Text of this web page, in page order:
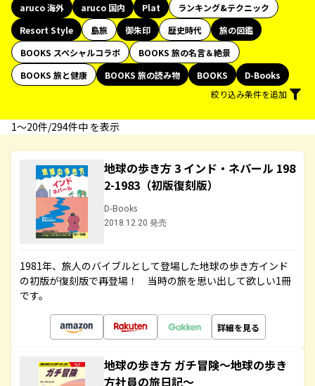
aruco 海外
aruco 国内 Plat
ランキング&テクニック
Resort Style
島旅 御朱印 歴史時代
旅の図鑑
BOOKS スペシャルコラボ
BOOKS 旅の名言＆絶景
BOOKS 旅と健康
BOOKS 旅の読み物 BOOKS
D-Books
絞り込み条件を追加
1〜20件/294件中 を表示
地球の歩き方 3 インド・ネパール 198
2-1983（初版復刻版）
D-Books
2018.12.20 発売
1981年、旅人のバイブルとして登場した地球の歩き方インド
の初版が復刻版で再登場！ 当時の旅を思い出して欲しい1冊
です。
詳細を見る
地球の歩き方 ガチ冒険～地球の歩き
方社員の旅日記～